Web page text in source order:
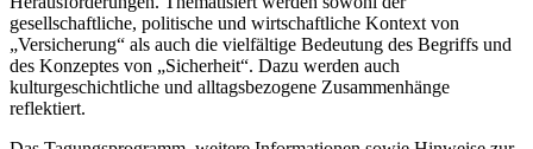
gesellschaftliche, politische und wirtschaftliche Kontext von
„Versicherung“ als auch die vielfältige Bedeutung des Begriffs und
des Konzeptes von „Sicherheit“. Dazu werden auch
kulturgeschichtliche und alltagsbezogene Zusammenhänge
reflektiert.